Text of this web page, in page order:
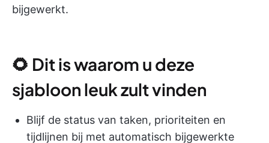
bijgewerkt.
🌻 Dit is waarom u deze
sjabloon leuk zult vinden
Blijf de status van taken, prioriteiten en
tijdlijnen bij met automatisch bijgewerkte